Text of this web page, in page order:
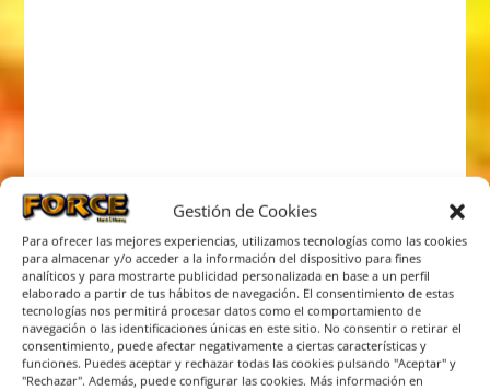
Gestión de Cookies
Para ofrecer las mejores experiencias, utilizamos tecnologías como las cookies
para almacenar y/o acceder a la información del dispositivo para fines
analíticos y para mostrarte publicidad personalizada en base a un perfil
elaborado a partir de tus hábitos de navegación. El consentimiento de estas
tecnologías nos permitirá procesar datos como el comportamiento de
navegación o las identificaciones únicas en este sitio. No consentir o retirar el
consentimiento, puede afectar negativamente a ciertas características y
funciones. Puedes aceptar y rechazar todas las cookies pulsando "Aceptar" y
"Rechazar". Además, puede configurar las cookies. Más información en